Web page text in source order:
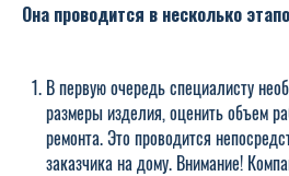
Она проводится в несколько
В первую очередь специалисту
размеры изделия, оценить объем
ремонта. Это проводится
заказчика на дому. Внимание!